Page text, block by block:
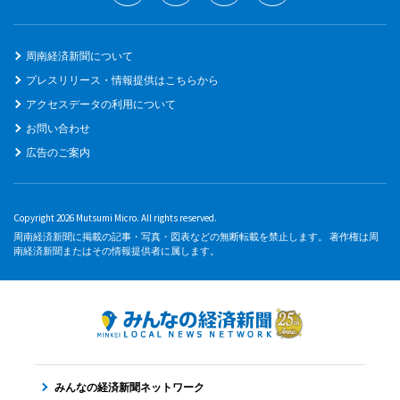
周南経済新聞について
プレスリリース・情報提供はこちらから
アクセスデータの利用について
お問い合わせ
広告のご案内
Copyright 2026 Mutsumi Micro. All rights reserved.
周南経済新聞に掲載の記事・写真・図表などの無断転載を禁止します。 著作権は周
南経済新聞またはその情報提供者に属します。
みんなの経済新聞ネットワーク